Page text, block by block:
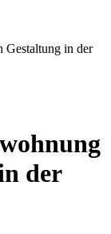
Gestaltung in der
der